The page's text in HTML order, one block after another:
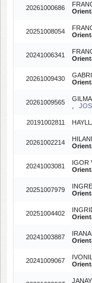
20261000686
20251008054
20241006341
20261009430
20261009565
20191002811
20261002214
20241003081
IGOR
20251007979
20251004402
20241003887
20241009067